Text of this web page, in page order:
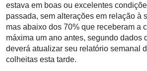
estava em boas ou excelentes
passada, sem alterações em relação à
mas abaixo dos 70% que receberam a
máxima um ano antes, segundo dados
deverá atualizar seu relatório semanal
colheitas esta tarde.